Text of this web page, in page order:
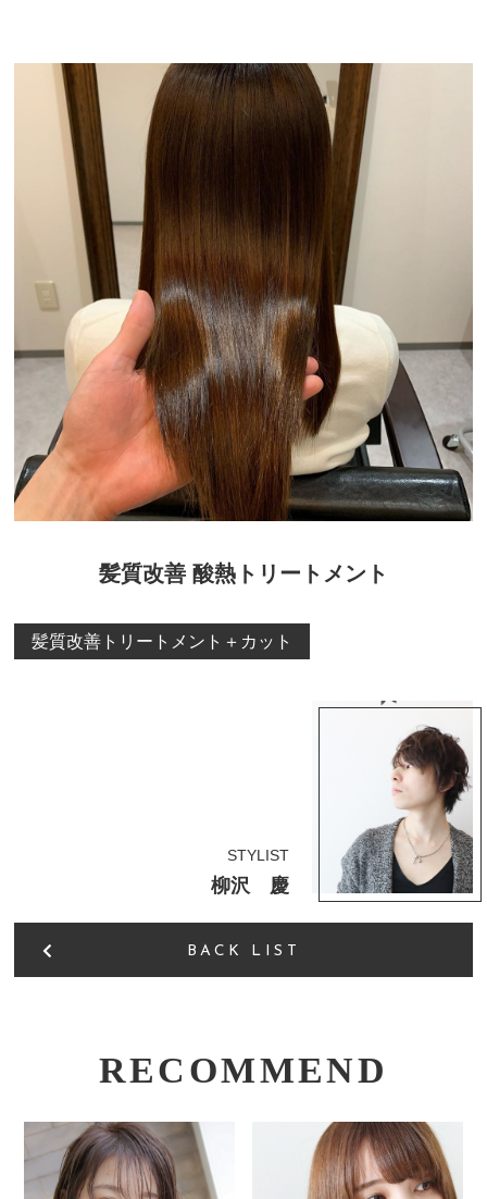
髪質改善 酸熱トリートメント
髪質改善トリートメント＋カット
STYLIST
柳沢 慶
BACK LIST
RECOMMEND